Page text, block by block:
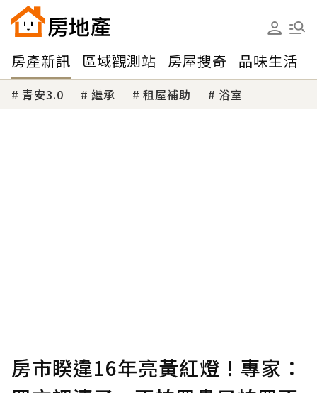
房產新訊 區域觀測站 房屋搜奇 品味生活
青安3.0 繼承 租屋補助 浴室
房市睽違16年亮黃紅燈！專家：